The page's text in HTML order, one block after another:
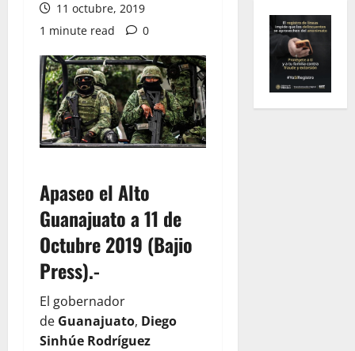
11 octubre, 2019
1 minute read
0
Apaseo el Alto
Guanajuato a 11 de
Octubre 2019 (Bajio
Press).-
El gobernador
de Guanajuato, Diego
Sinhúe Rodríguez